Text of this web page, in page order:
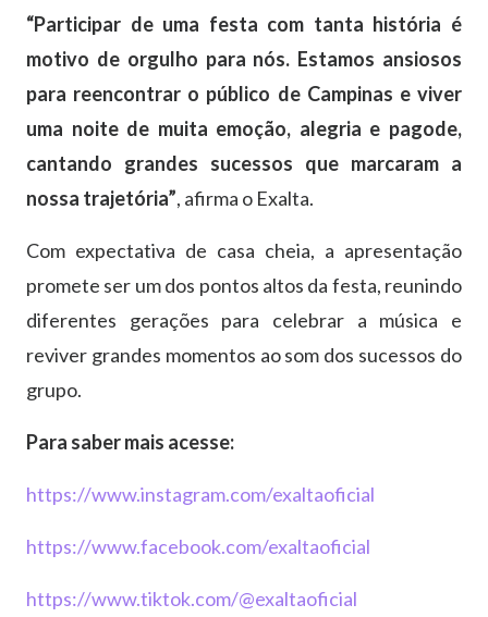
“Participar de uma festa com tanta história é
motivo de orgulho para nós. Estamos ansiosos
para reencontrar o público de Campinas e viver
uma noite de muita emoção, alegria e pagode,
cantando grandes sucessos que marcaram a
nossa trajetória”, afirma o Exalta.
Com expectativa de casa cheia, a apresentação
promete ser um dos pontos altos da festa, reunindo
diferentes gerações para celebrar a música e
reviver grandes momentos ao som dos sucessos do
grupo.
Para saber mais acesse:
https://www.instagram.com/exaltaoficial
https://www.facebook.com/exaltaoficial
https://www.tiktok.com/@exaltaoficial